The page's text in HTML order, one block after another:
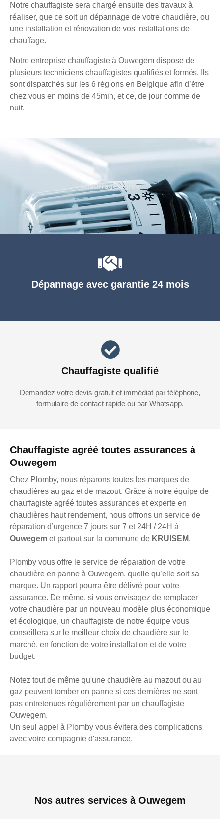
Notre chauffagiste sera chargé ensuite des travaux à
réaliser, que ce soit un dépannage de votre chaudière, ou
une installation et rénovation de vos installations de
chauffage.
Notre entreprise chauffagiste à Ouwegem dispose de
plusieurs techniciens chauffagistes qualifiés et formés. Ils
sont dispatchés sur les 6 régions en Belgique afin d’être
chez vous en moins de 45min, et ce, de jour comme de
nuit.
Chauffagiste agréé toutes assurances à
Ouwegem
Chez Plomby, nous réparons toutes les marques de
chaudières au gaz et de mazout. Grâce à notre équipe de
chauffagiste agréé toutes assurances et experte en
chaudières haut rendement, nous offrons un service de
réparation d’urgence 7 jours sur 7 et 24H / 24H à
Ouwegem et partout sur la commune de KRUISEM.
Plomby vous offre le service de réparation de votre
chaudière en panne à Ouwegem, quelle qu’elle soit sa
marque. Un rapport pourra être délivré pour votre
assurance. De même, si vous envisagez de remplacer
votre chaudière par un nouveau modèle plus économique
et écologique, un chauffagiste de notre équipe vous
conseillera sur le meilleur choix de chaudière sur le
marché, en fonction de votre installation et de votre
budget.
Notez tout de même qu'une chaudière au mazout ou au
gaz peuvent tomber en panne si ces dernières ne sont
pas entretenues régulièrement par un chauffagiste
Ouwegem.
Un seul appel à Plomby vous évitera des complications
avec votre compagnie d'assurance.
Dépannage avec garantie 24 mois
Chauffagiste qualifié
Demandez votre devis gratuit et immédiat par téléphone,
formulaire de contact rapide ou par Whatsapp.
Chauffage agréé
Nos autres services à Ouwegem